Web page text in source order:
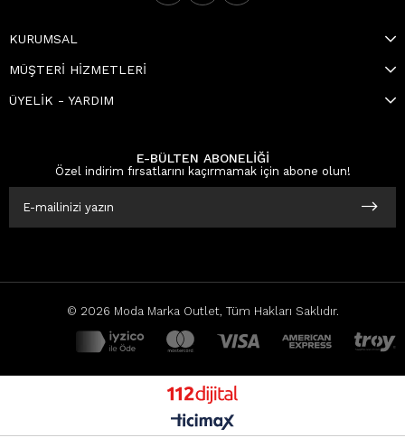
KURUMSAL
MÜŞTERİ HİZMETLERİ
ÜYELİK - YARDIM
E-BÜLTEN ABONELİĞİ
Özel indirim fırsatlarını kaçırmamak için abone olun!
© 2026 Moda Marka Outlet, Tüm Hakları Saklıdır.